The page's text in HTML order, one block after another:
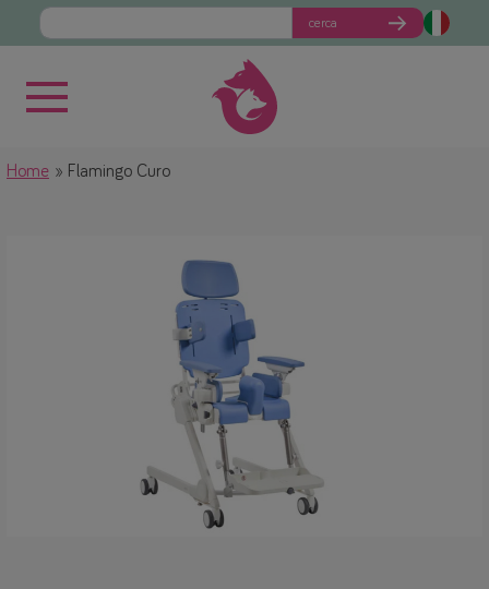
cerca
Home Flamingo Curo